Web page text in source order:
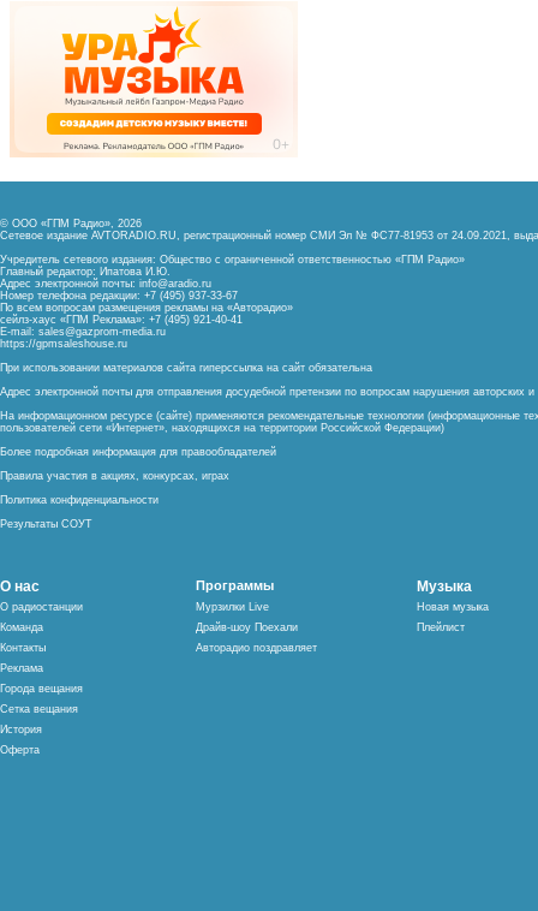
© ООО «ГПМ Радио», 2026
Сетевое издание AVTORADIO.RU, регистрационный номер СМИ Эл № ФС77-81953 от 24.09.2021,
Учредитель сетевого издания: Общество с ограниченной ответственностью «ГПМ Радио»
Главный редактор: Ипатова И.Ю.
Адрес электронной почты: info@aradio.ru
Номер телефона редакции: +7 (495) 937-33-67
По всем вопросам размещения рекламы на «Авторадио»
сейлз-хаус «ГПМ Реклама»: +7 (495) 921-40-41
E-mail: sales@gazprom-media.ru
https://gpmsaleshouse.ru
При использовании материалов сайта гиперссылка на сайт обязательна
Адрес электронной почты для отправления досудебной претензии по вопросам нарушения авторских
На информационном ресурсе (сайте) применяются рекомендательные технологии (информационные
пользователей сети «Интернет», находящихся на территории Российской Федерации)
Более подробная информация для правообладателей
Правила участия в акциях, конкурсах, играх
Политика конфиденциальности
Результаты СОУТ
О нас
О радиостанции
Команда
Контакты
Реклама
Города вещания
Сетка вещания
История
Оферта
Программы
Мурзилки Live
Драйв-шоу Поехали
Авторадио поздравляет
Музыка
Новая музыка
Плейлист